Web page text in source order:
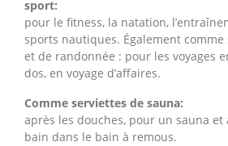
sport:
pour le fitness, la natation,
sports nautiques. Également comme
et de randonnée : pour les voyages
dos, en voyage d’affaires.
Comme serviettes de sauna:
après les douches, pour un sauna
bain dans le bain à remous.